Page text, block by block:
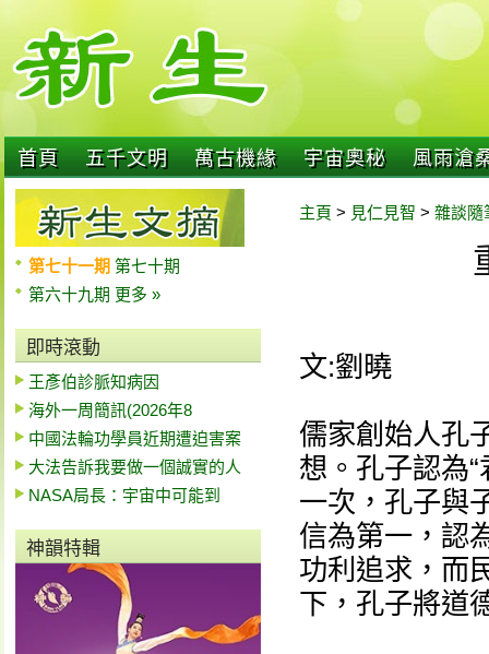
首頁 五千文明 萬古機緣 宇宙奧秘 風雨滄
第七十一期 第七十期
第六十九期 更多 »
即時滾動
王彥伯診脈知病因
海外一周簡訊(2026年8
中國法輪功學員近期遭迫害案
大法告訴我要做一個誠實的人
NASA局長：宇宙中可能到
神韻特輯
主頁 > 見仁見智 > 雜談隨
文:劉曉
儒家創始人孔
想。孔子認為“
一次，孔子與
信為第一，認
功利追求，而
下，孔子將道